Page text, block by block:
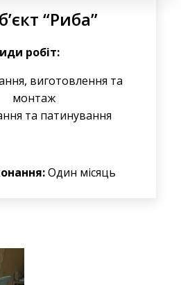
“Риба”
робіт:
виготовлення та
монтаж
та патинування
Один місяць